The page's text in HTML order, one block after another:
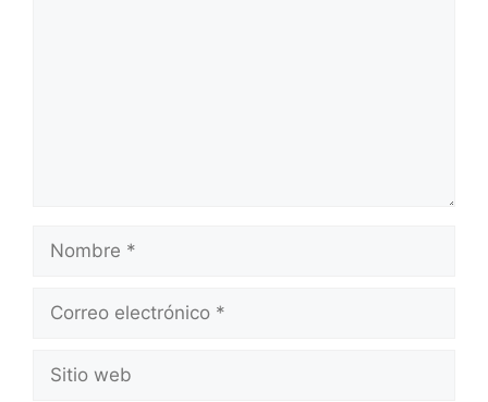
Nombre
Correo
Sitio
web